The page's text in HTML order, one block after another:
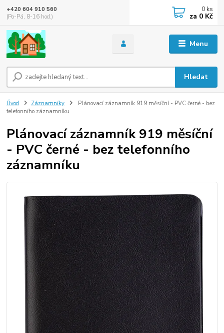
Menu
Hledat
+420 604 910 560
(Po-Pá, 8-16 hod.)
0 ks
za 0 Kč
Úvod Záznamníky
Plánovací záznamník 919 měsíční - PVC černé - bez
telefonního záznamníku
Plánovací záznamník 919 měsíční
- PVC černé - bez telefonního
záznamníku